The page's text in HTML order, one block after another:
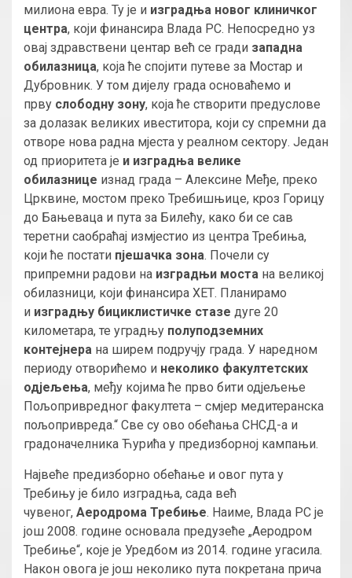
милиона евра. Ту је и изградња новог клиничког
центра, који финансира Влада РС. Непосредно уз
овај здравствени центар већ се гради западна
обилазница, која ће спојити путеве за Мостар и
Дубровник. У том дијелу града основаћемо и
прву слободну зону, која ће створити предуслове
за долазак великих ивеститора, који су спремни да
отворе нова радна мјеста у реалном сектору. Један
од приоритета је и изградња велике
обилазнице изнад града – Алексине Међе, преко
Црквине, мостом преко Требишњице, кроз Горицу
до Бањеваца и пута за Билећу, како би се сав
теретни саобраћај измјестио из центра Требиња,
који ће постати пјешачка зона. Почели су
припремни радови на изградњи моста на великој
обилазници, који финансира ХЕТ. Планирамо
и изградњу бициклистичке стазе дуге 20
километара, те уградњу полуподземних
контејнера на ширем подручју града. У наредном
периоду отворићемо и неколико факултетских
одјељења, међу којима ће прво бити одјељење
Пољопривредног факултета – смјер медитеранска
пољопривреда.“ Све су ово обећања СНСД-а и
градоначелника Ћурића у предизборној кампањи.
Највеће предизборно обећање и овог пута у
Требињу је било изградња, сада већ
чувеног, Аеродрома Требиње. Наиме, Влада РС је
још 2008. године основала предузеће „Аеродром
Требиње“, које је Уредбом из 2014. године угасила.
Након овога је још неколико пута покретана прича